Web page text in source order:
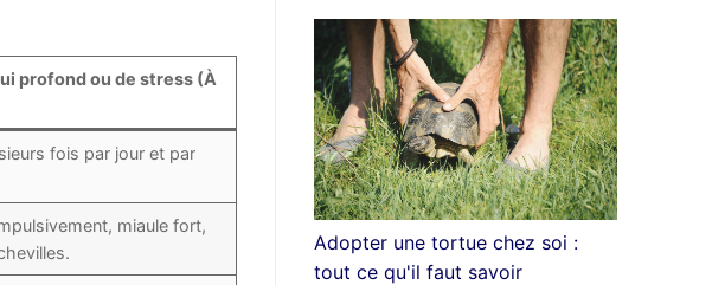
profond ou de stress (À
fois par jour et par
miaule fort,
Adopter une tortue chez soi :
tout ce qu'il faut savoir